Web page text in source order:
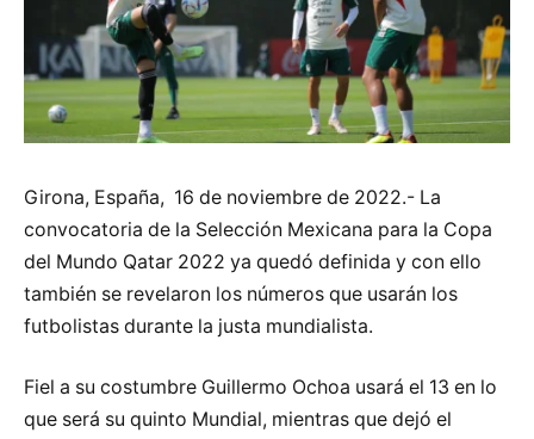
Girona, España, 16 de noviembre de 2022.- La
convocatoria de la Selección Mexicana para la Copa
del Mundo Qatar 2022 ya quedó definida y con ello
también se revelaron los números que usarán los
futbolistas durante la justa mundialista.
Fiel a su costumbre Guillermo Ochoa usará el 13 en lo
que será su quinto Mundial, mientras que dejó el